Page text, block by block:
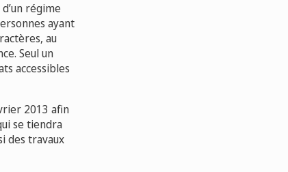
régime
ayant
au
Seul un
accessibles
2013 afin
se tiendra
des travaux